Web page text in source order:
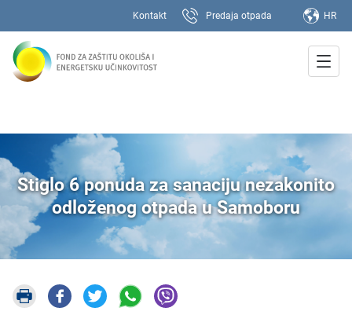
Kontakt Predaja otpada HR
Stiglo 6 ponuda za sanaciju nezakonito
odloženog otpada u Samoboru